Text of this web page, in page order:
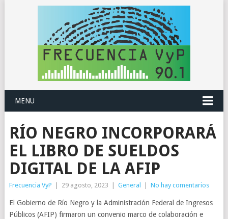
MENU
RÍO NEGRO INCORPORARÁ
EL LIBRO DE SUELDOS
DIGITAL DE LA AFIP
Frecuencia VyP 29 agosto, 2023 General No hay comentarios
El Gobierno de Río Negro y la Administración Federal de Ingresos
Públicos (AFIP) firmaron un convenio marco de colaboración e